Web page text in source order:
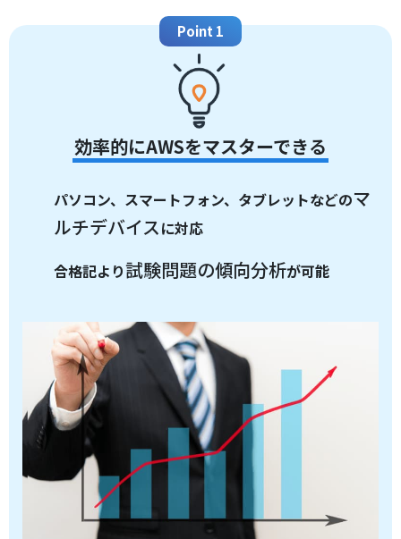
Point 1
効率的にAWSをマスターできる
パソコン、スマートフォン、タブレットなどのマ
ルチデバイスに対応
合格記より試験問題の傾向分析が可能